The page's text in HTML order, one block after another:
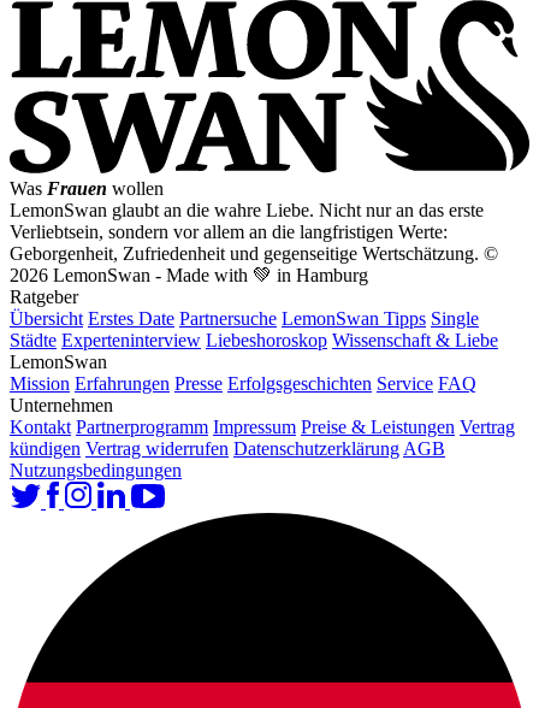
Was Frauen wollen
LemonSwan glaubt an die wahre Liebe. Nicht nur an das erste
Verliebtsein, sondern vor allem an die langfristigen Werte:
Geborgenheit, Zufriedenheit und gegenseitige Wertschätzung. ©
2026 LemonSwan - Made with 💚 in Hamburg
Ratgeber
Übersicht Erstes Date Partnersuche LemonSwan Tipps Single
Städte Experteninterview Liebeshoroskop Wissenschaft & Liebe
LemonSwan
Mission Erfahrungen Presse Erfolgsgeschichten Service FAQ
Unternehmen
Kontakt Partnerprogramm Impressum Preise & Leistungen Vertrag
kündigen Vertrag widerrufen Datenschutzerklärung AGB
Nutzungsbedingungen